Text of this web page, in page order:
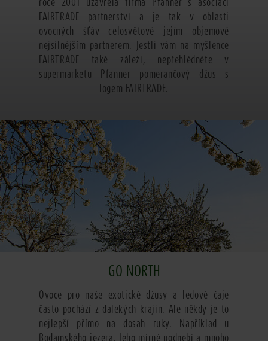
FAIRTRADE partnerství a je tak v oblasti
ovocných šťáv celosvětově jejím objemově
nejsilnějším partnerem. Jestli vám na myšlence
FAIRTRADE také záleží, nepřehlédněte v
supermarketu Pfanner pomerančový džus s
logem FAIRTRADE.
GO NORTH
Ovoce pro naše exotické džusy a ledové čaje
často pochází z dalekých krajin. Ale někdy je to
nejlepší přímo na dosah ruky. Například u
Bodamského jezera. Jeho mírné podnebí a mnoho